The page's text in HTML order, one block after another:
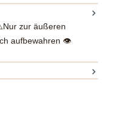
zur äußeren
aufbewahren 👁️